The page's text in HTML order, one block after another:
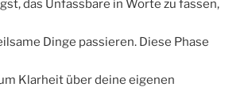
das Unfassbare in Worte zu fassen,
Dinge passieren. Diese Phase
Klarheit über deine eigenen